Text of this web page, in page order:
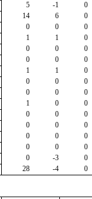
5 -1
0
14 6
0
0 0
0
1 1
0
0 0
0
0 0
0
1 1
0
0 0
0
0 0
0
1 0
0
0 0
0
0 0
0
0 0
0
0 0
0
0 -3
0
28 -4 0